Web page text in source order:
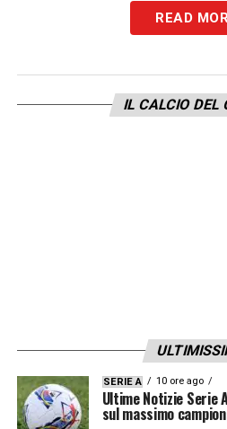
READ
IL CALCIO DEL
SERIE A 10 ore ago
Ultime Notizie Serie
sul massimo